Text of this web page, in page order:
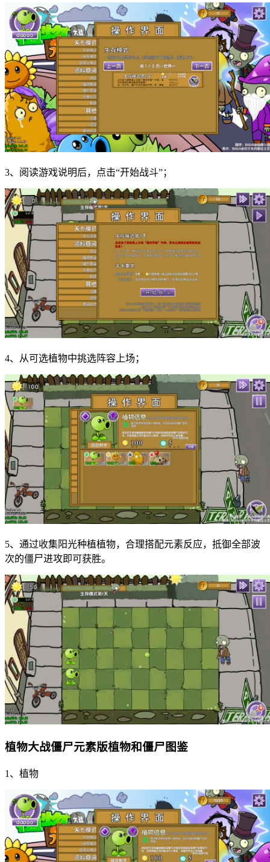
3、阅读游戏说明后，点击“开始战斗”；
4、从可选植物中挑选阵容上场；
5、通过收集阳光种植植物，合理搭配元素反应，抵御全部波
次的僵尸进攻即可获胜。
植物大战僵尸元素版植物和僵尸图鉴
1、植物